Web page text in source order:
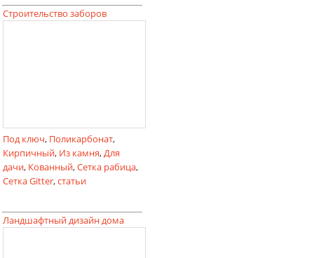
Строительство заборов
Под ключ, Поликарбонат,
Кирпичный, Из камня,Для
дачи, Кованный,Сетка рабица,
Сетка Gitter,статьи
Ландшафтный дизайн дома